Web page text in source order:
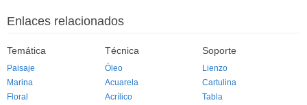
Enlaces relacionados
Temática
Paisaje
Marina
Floral
Técnica
Óleo
Acuarela
Acrílico
Soporte
Lienzo
Cartulina
Tabla